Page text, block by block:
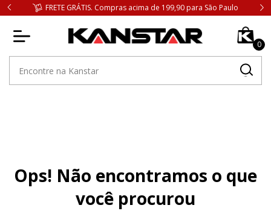
FRETE GRÁTIS. Compras acima de 199,90 para São Paulo
0
Ops! Não encontramos o que
você procurou